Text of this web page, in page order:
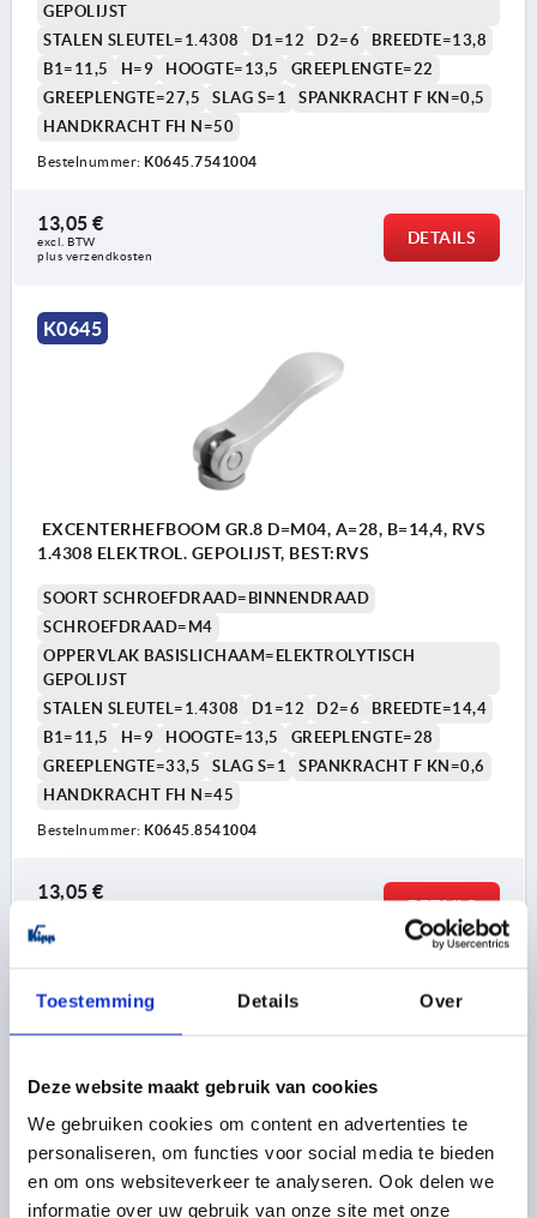
Toestemming Details Over
Deze website maakt gebruik van cookies
We gebruiken cookies om content en advertenties te
personaliseren, om functies voor social media te bieden
en om ons websiteverkeer te analyseren. Ook delen we
informatie over uw gebruik van onze site met onze
GEPOLIJST
STALEN SLEUTEL=1.4308
D1=12 D2=6
BREEDTE=13,8
B1=11,5
H=9 HOOGTE=13,5
GREEPLENGTE=22
GREEPLENGTE=27,5
SLAG S=1
SPANKRACHT F KN=0,5
HANDKRACHT FH N=50
Bestelnummer: K0645.7541004
13,05 €
excl. BTW
plus verzendkosten
DETAILS
K0645
EXCENTERHEFBOOM GR.8 D=M04, A=28, B=14,4, RVS
1.4308 ELEKTROL. GEPOLIJST, BEST:RVS
SOORT SCHROEFDRAAD=BINNENDRAAD
SCHROEFDRAAD=M4
OPPERVLAK BASISLICHAAM=ELEKTROLYTISCH
GEPOLIJST
STALEN SLEUTEL=1.4308
D1=12 D2=6
BREEDTE=14,4
B1=11,5
H=9 HOOGTE=13,5
GREEPLENGTE=28
GREEPLENGTE=33,5
SLAG S=1
SPANKRACHT F KN=0,6
HANDKRACHT FH N=45
Bestelnummer: K0645.8541004
13,05 €
plus verzendkosten
DETAILS
K0645
EXCENTERHEFBOOM GR.9 D=M04, A=36,2, B=14,4, RVS